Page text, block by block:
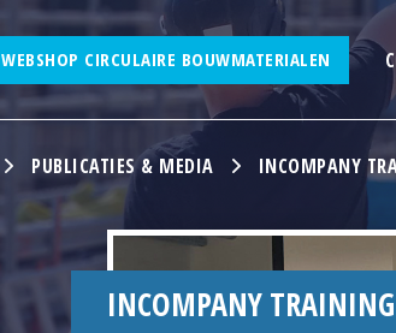
WEBSHOP CIRCULAIRE BOUWMATERIALEN
PUBLICATIES & MEDIA INCOMPANY
INCOMPANY